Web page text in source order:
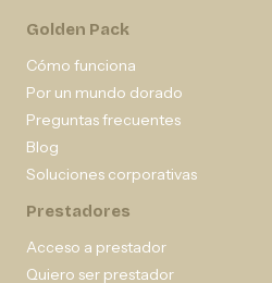
Golden Pack
Cómo funciona
Por un mundo dorado
Preguntas frecuentes
Blog
Soluciones corporativas
Prestadores
Acceso a prestador
Quiero ser prestador